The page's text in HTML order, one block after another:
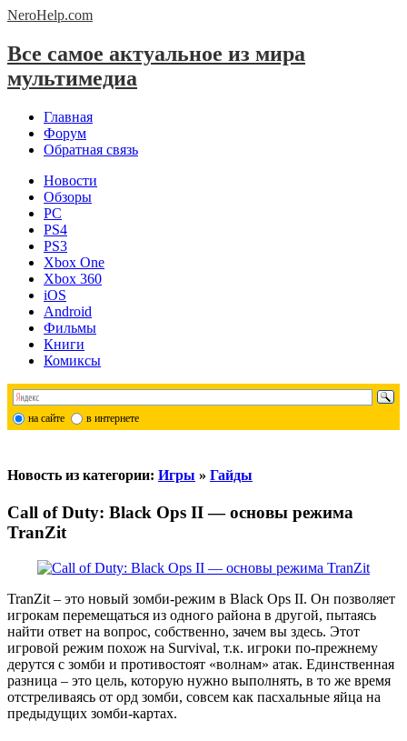
NeroHelp.com
Все самое актуальное из мира
мультимедиа
Главная
Форум
Обратная связь
Новости
Обзоры
PC
PS4
PS3
Xbox One
Xbox 360
iOS
Android
Фильмы
Книги
Комиксы
на сайте в интернете
Новость из категории: Игры » Гайды
Call of Duty: Black Ops II — основы режима
TranZit
TranZit – это новый зомби-режим в Black Ops II. Он позволяет
игрокам перемещаться из одного района в другой, пытаясь
найти ответ на вопрос, собственно, зачем вы здесь. Этот
игровой режим похож на Survival, т.к. игроки по-прежнему
дерутся с зомби и противостоят «волнам» атак. Единственная
разница – это цель, которую нужно выполнять, в то же время
отстреливаясь от орд зомби, совсем как пасхальные яйца на
предыдущих зомби-картах.